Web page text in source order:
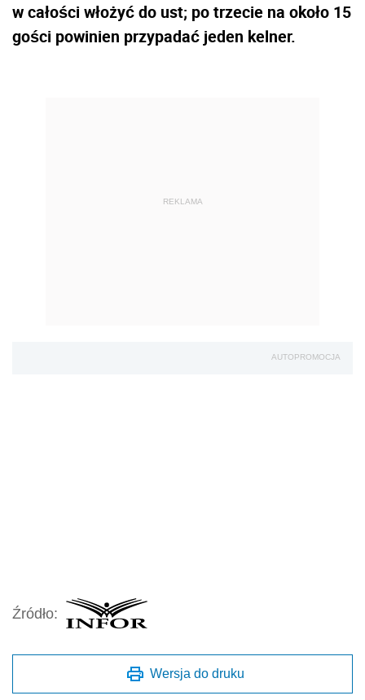
w całości włożyć do ust; po trzecie na około 15
gości powinien przypadać jeden kelner.
REKLAMA
AUTOPROMOCJA
Źródło:
Wersja do druku